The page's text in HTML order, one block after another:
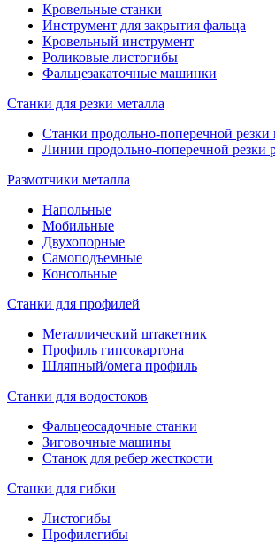
Кровельные станки
Инструмент для закрытия фальца
Кровельный инструмент
Роликовые листогибы
Фальцезакаточные машинки
Станки для резки металла
Станки продольно-поперечной резки
Линии продольно-поперечной резки
Размотчики металла
Напольные
Мобильные
Двухопорные
Самоподъемные
Консольные
Станки для профилей
Металлический штакетник
Профиль гипсокартона
Шляпный/омега профиль
Станки для водостоков
Фальцеосадочные станки
Зиговочные машины
Станок для ребер жесткости
Станки для гибки
Листогибы
Профилегибы